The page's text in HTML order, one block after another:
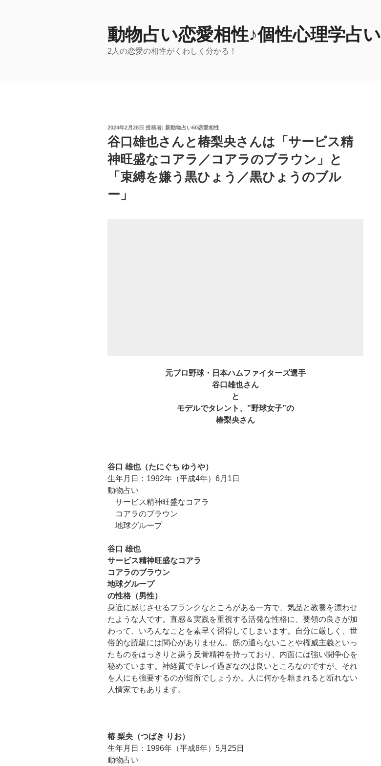
動物占い恋愛相性♪個性心理学占い
2人の恋愛の相性がくわしく分かる！
投
稿
日:
2024年2月28日 投稿者: 新動物占い60恋愛相性
谷口雄也さんと椿梨央さんは「サービス精
神旺盛なコアラ／コアラのブラウン」と
「束縛を嫌う黒ひょう／黒ひょうのブル
ー」
元プロ野球・日本ハムファイターズ選手
谷口雄也さん
と
モデルでタレント、”野球女子”の
椿梨央さん
谷口 雄也（たにぐち ゆうや）
生年月日：1992年（平成4年）6月1日
動物占い
サービス精神旺盛なコアラ
コアラのブラウン
地球グループ
谷口 雄也
サービス精神旺盛なコアラ
コアラのブラウン
地球グループ
の性格（男性）
身近に感じさせるフランクなところがある一方で、気品と教養を漂わせ
たような人です。直感＆実践を重視する活発な性格に、要領の良さが加
わって、いろんなことを素早く習得してしまいます。自分に厳しく、世
俗的な読級には関心がありません。筋の通らないことや権威主義といっ
たものをはっきりと嫌う反骨精神を持っており、内面には強い闘争心を
秘めています。神経質でキレイ過ぎなのは良いところなのですが、それ
を人にも強要するのが短所でしょうか。人に何かを頼まれると断れない
人情家でもあります。
椿 梨央（つばき りお）
生年月日：1996年（平成8年）5月25日
動物占い